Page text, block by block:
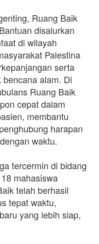
Ruang Baik
disalurkan
di wilayah
Palestina
serta
alam. Di
Ruang Baik
cepat dalam
membantu
harapan
waktu.
tercermin di bidang
mahasiswa
telah berhasil
tepat waktu,
yang lebih siap,